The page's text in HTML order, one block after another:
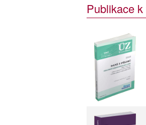
Publikace